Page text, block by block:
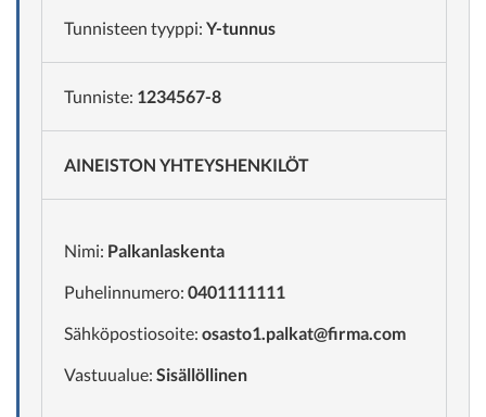
Tunnisteen tyyppi: Y-tunnus
Tunniste: 1234567-8
AINEISTON YHTEYSHENKILÖT
Nimi: Palkanlaskenta
Puhelinnumero: 0401111111
Sähköpostiosoite: osasto1.palkat@firma.com
Vastuualue: Sisällöllinen